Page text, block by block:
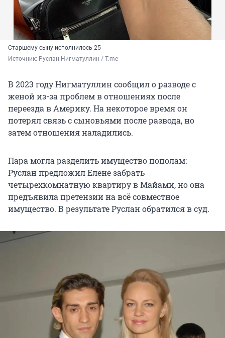
Старшему сыну исполнилось 25
Источник: Руслан Нигматуллин / T.me
В 2023 году Нигматуллин сообщил о разводе с
женой из-за проблем в отношениях после
переезда в Америку. На некоторое время он
потерял связь с сыновьями после развода, но
затем отношения наладились.
Пара могла разделить имущество пополам:
Руслан предложил Елене забрать
четырехкомнатную квартиру в Майами, но она
предъявила претензии на всё совместное
имущество. В результате Руслан обратился в суд.